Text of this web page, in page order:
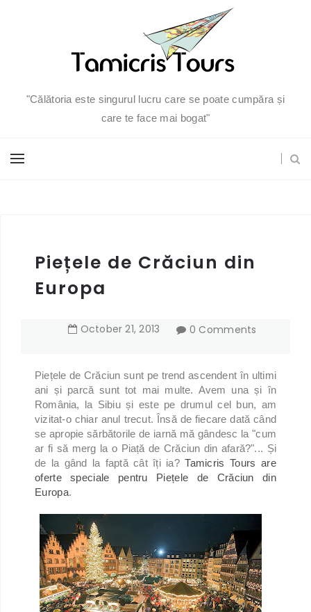
"Călătoria este singurul lucru care se poate cumpăra și
care te face mai bogat"
Piețele de Crăciun din
Europa
October 21,2013 0 Comments
Piețele de Crăciun sunt pe trend ascendent în ultimi
ani și parcă sunt tot mai multe. Avem una și în
România, la Sibiu și este pe drumul cel bun, am
vizitat-o chiar anul trecut. Însă de fiecare dată când
se apropie sărbătorile de iarnă mă gândesc la "cum
ar fi să merg la o Piață de Crăciun din afară?"... Și
de la gând la faptă cât îți ia?Tamicris Tours are
oferte speciale pentru Piețele de Crăciun din
Europa.